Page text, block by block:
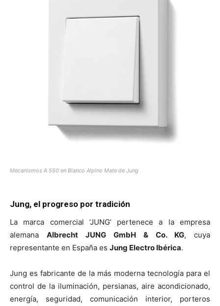
Mecanismos A 550 en Blanco Alpino Mate de Jung
Jung, el progreso por tradición
La marca comercial ‘JUNG’ pertenece a la empresa
alemana Albrecht JUNG GmbH & Co. KG, cuya
representante en España es Jung Electro Ibérica.
Jung es fabricante de la más moderna tecnología para el
control de la iluminación, persianas, aire acondicionado,
energía, seguridad, comunicación interior, porteros